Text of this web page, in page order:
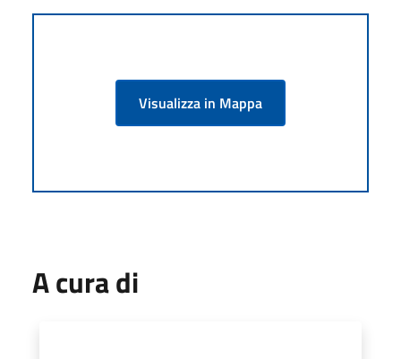
Visualizza in Mappa
A cura di